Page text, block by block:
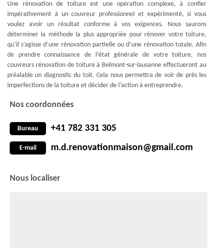
Une rénovation de toiture est une opération complexe, à confier
impérativement à un couvreur professionnel et expérimenté, si vous
voulez avoir un résultat conforme à vos exigences. Nous saurons
déterminer la méthode la plus appropriée pour rénover votre toiture,
qu’il s’agisse d’une rénovation partielle ou d’une rénovation totale. Afin
de prendre connaissance de l’état générale de votre toiture, nos
couvreurs rénovation de toiture à Belmont-sur-lausanne effectueront au
préalable un diagnostic du toit. Cela nous permettra de voir de près les
imperfections de la toiture et décider de l’action à entreprendre.
Nos coordonnées
Bureau +41 782 331 305
E-mail m.d.renovationmaison@gmail.com
Nous localiser